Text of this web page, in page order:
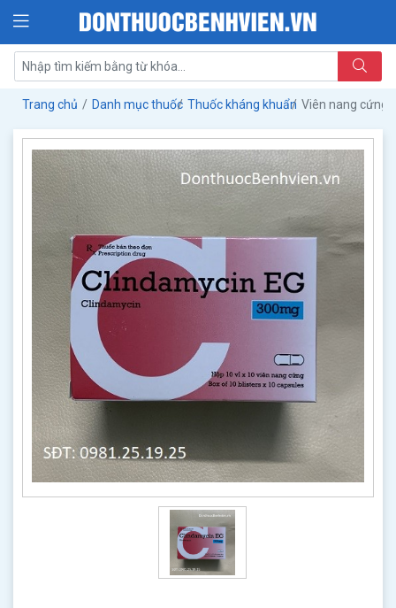
Trang chủ Danh mục thuốc Thuốc kháng khuẩn Viên nang cứng